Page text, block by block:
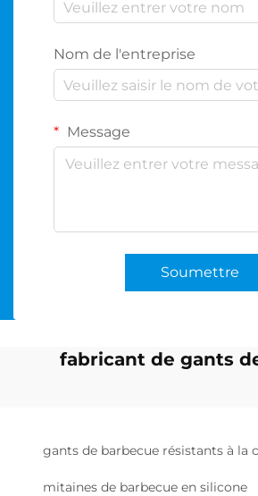
Nom de l'entreprise
Message
Soumettre
fabricant de gants
gants de barbecue résistants à la
mitaines de barbecue en silicone